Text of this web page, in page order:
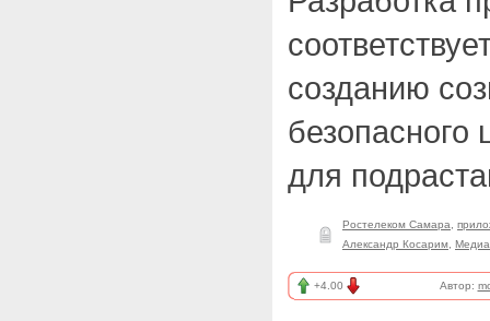
созданию
безопасного
для
Ростелеком Самара
Александр Косарим
+4.00 Автор: